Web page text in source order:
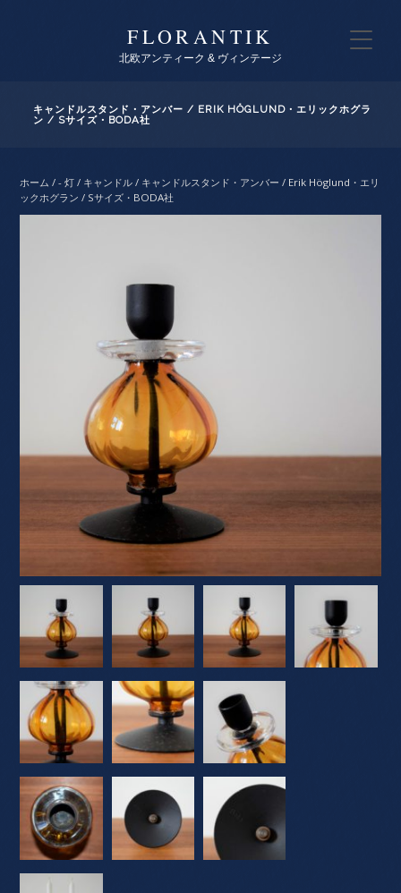
FLORANTIK
北欧アンティーク & ヴィンテージ
キャンドルスタンド・アンバー / ERIK HÖGLUND・エリックホグラ
ン / Sサイズ・BODA社
ホーム /- 灯 / キャンドル / キャンドルスタンド・アンバー / Erik Höglund・エリ
ックホグラン / Sサイズ・BODA社